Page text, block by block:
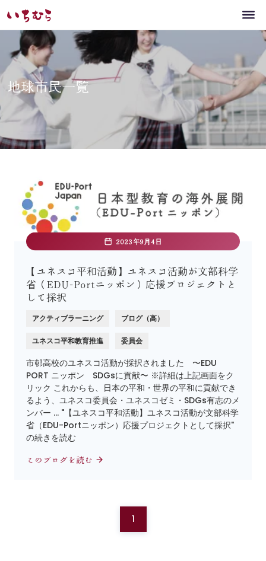
地球市民一覧
2023年9月4日
【ユネスコ平和活動】ユネスコ活動が文部科学
省（EDU-Portニッポン）応援プロジェクトと
して採択
アクティブラーニング ブログ（高）
ユネスコ平和教育推進 委員会
市邨高校のユネスコ活動が採択されました 〜EDU
PORT ニッポン SDGsに貢献〜 ※詳細は上記画面をク
リック これからも、日本の平和・世界の平和に貢献でき
るよう、ユネスコ委員会・ユネスコゼミ・SDGs有志のメ
ンバー … "【ユネスコ平和活動】ユネスコ活動が文部科学
省（EDU-Portニッポン）応援プロジェクトとして採択"
の続きを読む
このブログを読む
1